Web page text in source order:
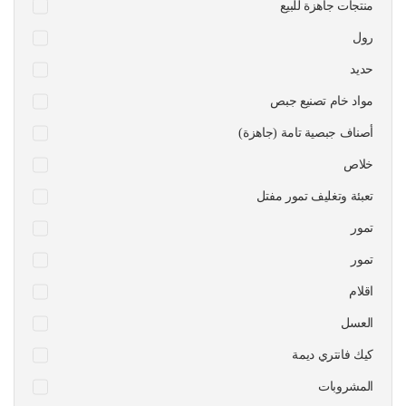
منتجات جاهزة للبيع
رول
حديد
مواد خام تصنيع جبص
أصناف جبصية تامة (جاهزة)
خلاص
تعبئة وتغليف تمور مفتل
تمور
تمور
اقلام
العسل
كيك فانتري ديمة
المشروبات